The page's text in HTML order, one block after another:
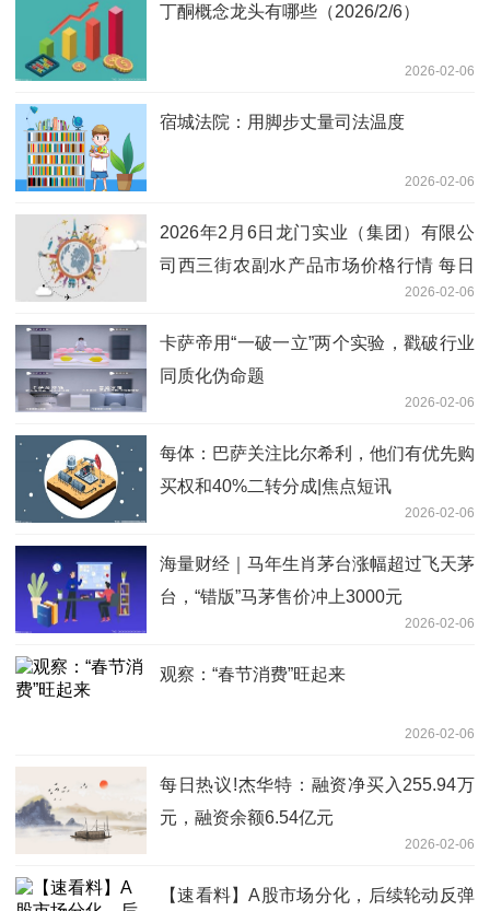
丁酮概念龙头有哪些（2026/2/6）
2026-02-06
宿城法院：用脚步丈量司法温度
2026-02-06
2026年2月6日龙门实业（集团）有限公
司西三街农副水产品市场价格行情 每日
2026-02-06
卡萨帝用“一破一立”两个实验，戳破行业
同质化伪命题
2026-02-06
每体：巴萨关注比尔希利，他们有优先购
买权和40%二转分成|焦点短讯
2026-02-06
海量财经｜马年生肖茅台涨幅超过飞天茅
台，“错版”马茅售价冲上3000元
2026-02-06
观察：“春节消费”旺起来
2026-02-06
每日热议!杰华特：融资净买入255.94万
元，融资余额6.54亿元
2026-02-06
【速看料】A股市场分化，后续轮动反弹